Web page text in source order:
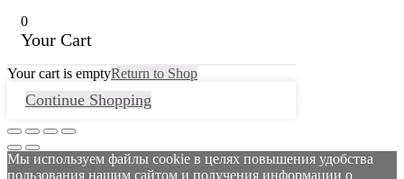
0
Your Cart
Your cart is emptyReturn to Shop
Continue Shopping
Мы используем файлы cookie в целях повышения удобства
пользования нашим сайтом и получения информации о